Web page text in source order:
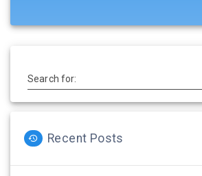
Search for:
Recent Posts